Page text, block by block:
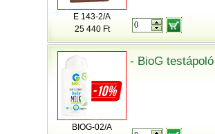
E 143-2/A
25 440 Ft
BIOG-02/A
- BioG